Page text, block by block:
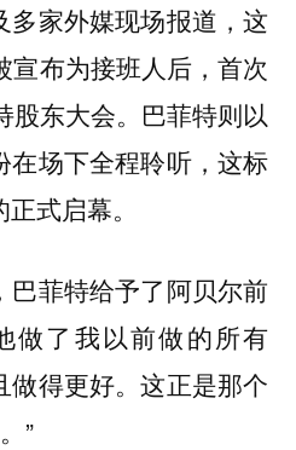
多家外媒现场报道，这
宣布为接班人后，首次
股东大会。巴菲特则以
在场下全程聆听，这标
式启幕。
巴菲特给予了阿贝尔前
做了我以前做的所有
做得更好。这正是那个
”